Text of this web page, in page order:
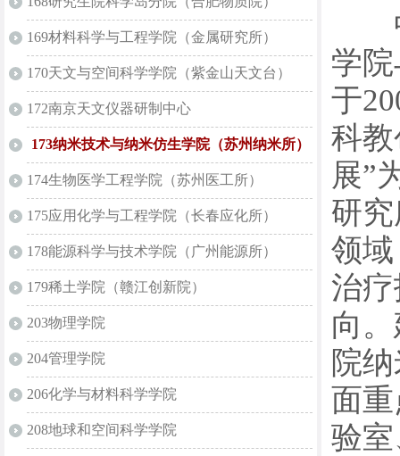
169材料科学与工程学院（金属研究所）
170天文与空间科学学院（紫金山天文台）
172南京天文仪器研制中心
173纳米技术与纳米仿生学院（苏州纳米所）
174生物医学工程学院（苏州医工所）
175应用化学与工程学院（长春应化所）
178能源科学与技术学院（广州能源所）
179稀土学院（赣江创新院）
203物理学院
204管理学院
206化学与材料科学学院
208地球和空间科学学院
中
学
于
科
展”
研
领
治
向
院
面
验